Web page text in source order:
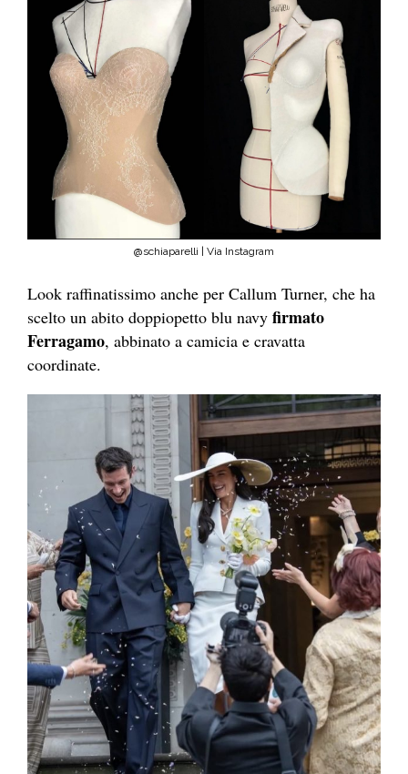
@schiaparelli | Via Instagram
Look raffinatissimo anche per Callum Turner, che ha
scelto un abito doppiopetto blu navy firmato
Ferragamo, abbinato a camicia e cravatta
coordinate.